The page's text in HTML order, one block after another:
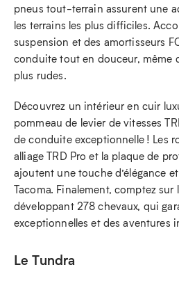
pneus tout-terrain assurent une
les terrains les plus difficiles.
suspension et des amortisseurs
conduite tout en douceur, même
plus rudes.
Découvrez un intérieur en cuir
pommeau de levier de vitesses
de conduite exceptionnelle ! Les
alliage TRD Pro et la plaque de
ajoutent une touche d’élégance
Tacoma. Finalement, comptez sur
développant 278 chevaux, qui
exceptionnelles et des aventures
Le Tundra